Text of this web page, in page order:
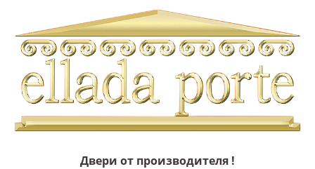
Двери от производителя !